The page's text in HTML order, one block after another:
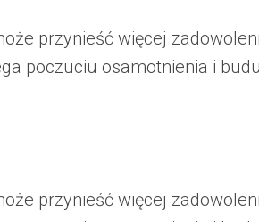
przynieść więcej
poczuciu osamotnienia i
przynieść więcej